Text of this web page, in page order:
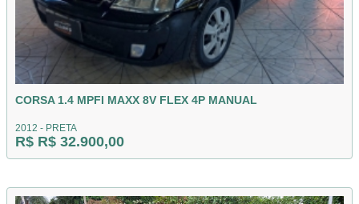
CORSA 1.4 MPFI MAXX 8V FLEX 4P MANUAL
2012 - PRETA
R$ R$ 32.900,00